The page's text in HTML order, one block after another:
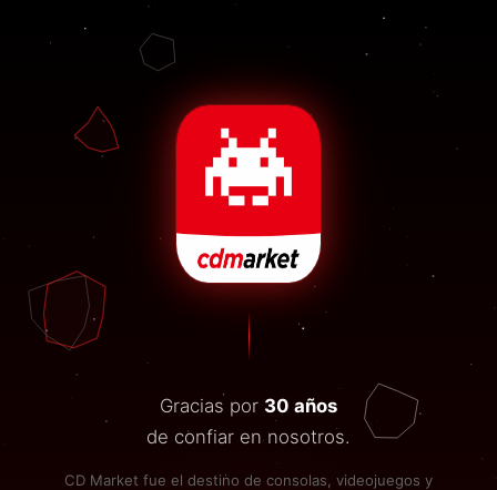
Gracias por 30 años
de confiar en nosotros.
CD Market fue el destino de consolas, videojuegos y